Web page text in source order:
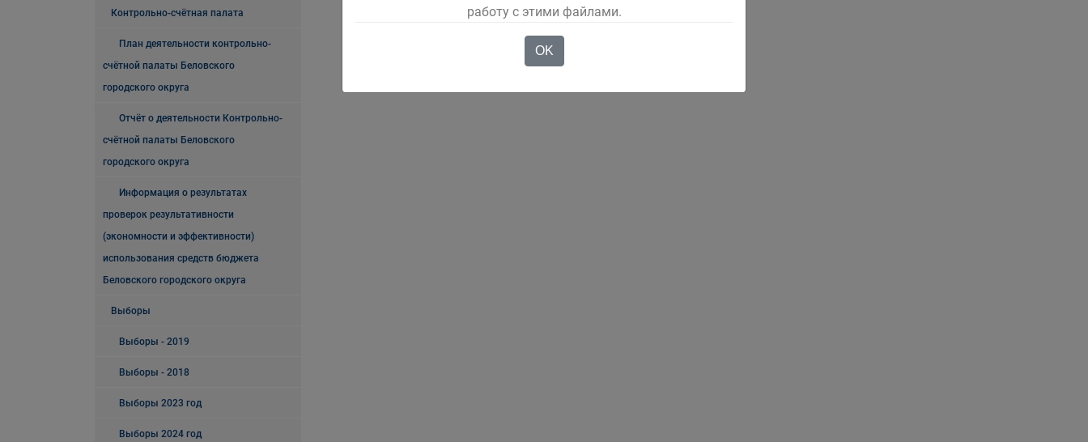
Контрольно-счётная палата
План деятельности контрольно-
счётной палаты Беловского
городского округа
Отчёт о деятельности Контрольно-
счётной палаты Беловского
городского округа
Информация о результатах
проверок результативности
(экономности и эффективности)
использования средств бюджета
Беловского городского округа
Выборы
Выборы - 2019
Выборы - 2018
Выборы 2023 год
Выборы 2024 год
работу с этими файлами.
OK